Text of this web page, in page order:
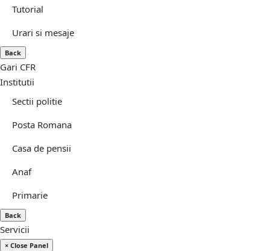
Tutorial
Urari si mesaje
Back
Gari CFR
Institutii
Sectii politie
Posta Romana
Casa de pensii
Anaf
Primarie
Back
Servicii
× Close Panel